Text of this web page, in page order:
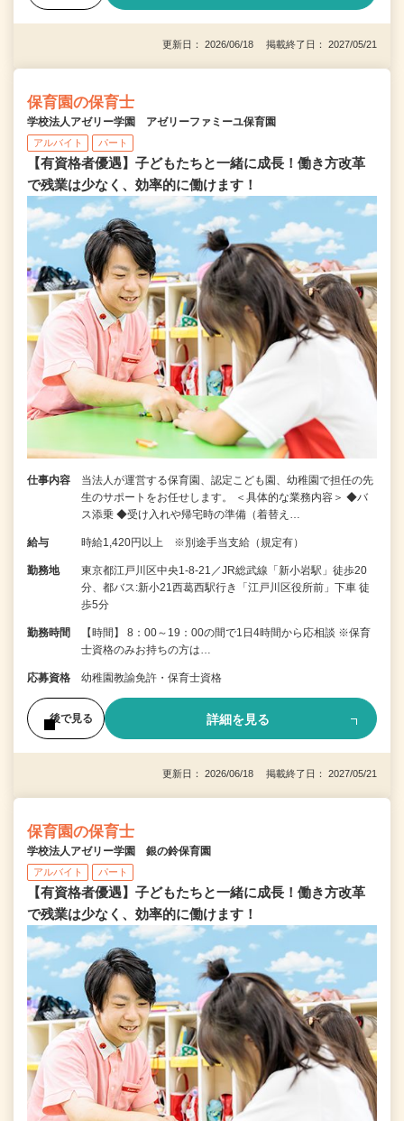
更新日： 2026/06/18 掲載終了日： 2027/05/21
保育園の保育士
学校法人アゼリー学園 アゼリーファミーユ保育園
アルバイト パート
【有資格者優遇】子どもたちと一緒に成長！働き方改革
で残業は少なく、効率的に働けます！
仕事内容
当法人が運営する保育園、認定こども園、幼稚園で担任の先
生のサポートをお任せします。 ＜具体的な業務内容＞ ◆バ
ス添乗 ◆受け入れや帰宅時の準備（着替え…
給与 時給1,420円以上 ※別途手当支給（規定有）
勤務地
東京都江戸川区中央1-8-21／JR総武線「新小岩駅」徒歩20
分、都バス:新小21西葛西駅行き「江戸川区役所前」下車 徒
歩5分
勤務時間
【時間】 8：00～19：00の間で1日4時間から応相談 ※保育
士資格のみお持ちの方は…
応募資格 幼稚園教諭免許・保育士資格
後で見る 詳細を見る
更新日： 2026/06/18 掲載終了日： 2027/05/21
保育園の保育士
学校法人アゼリー学園 銀の鈴保育園
アルバイト パート
【有資格者優遇】子どもたちと一緒に成長！働き方改革
で残業は少なく、効率的に働けます！